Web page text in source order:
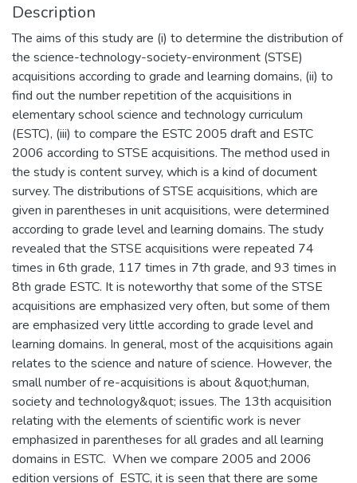
Description
The aims of this study are (i) to determine the distribution of
the science-technology-society-environment (STSE)
acquisitions according to grade and learning domains, (ii) to
find out the number repetition of the acquisitions in
elementary school science and technology curriculum
(ESTC), (iii) to compare the ESTC 2005 draft and ESTC
2006 according to STSE acquisitions. The method used in
the study is content survey, which is a kind of document
survey. The distributions of STSE acquisitions, which are
given in parentheses in unit acquisitions, were determined
according to grade level and learning domains. The study
revealed that the STSE acquisitions were repeated 74
times in 6th grade, 117 times in 7th grade, and 93 times in
8th grade ESTC. It is noteworthy that some of the STSE
acquisitions are emphasized very often, but some of them
are emphasized very little according to grade level and
learning domains. In general, most of the acquisitions again
relates to the science and nature of science. However, the
small number of re-acquisitions is about &quot;human,
society and technology&quot; issues. The 13th acquisition
relating with the elements of scientific work is never
emphasized in parentheses for all grades and all learning
domains in ESTC. When we compare 2005 and 2006
edition versions of ESTC, it is seen that there are some